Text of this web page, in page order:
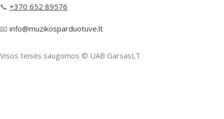
📞 +370 652 89576
📧 info@muzikosparduotuve.lt
Visos teisės saugomos ©️ UAB GarsasLT